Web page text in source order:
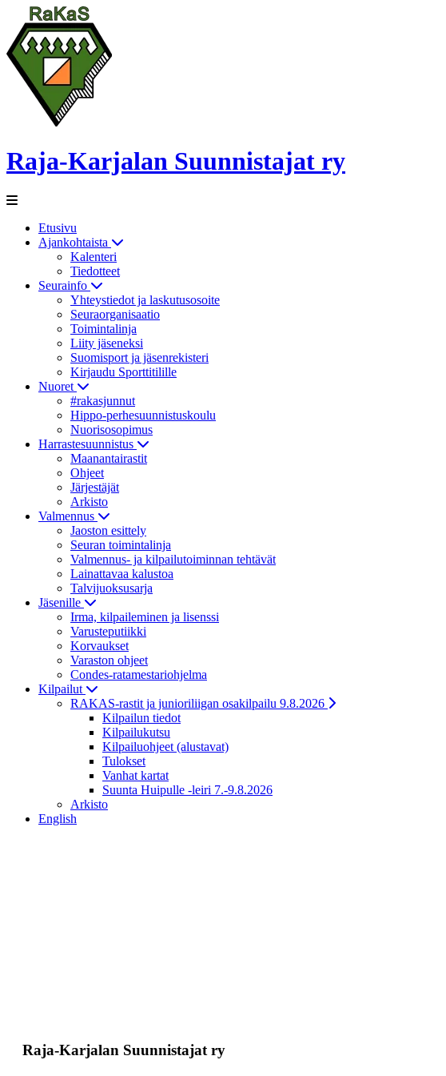
Raja-Karjalan Suunnistajat ry
Etusivu
Ajankohtaista
Kalenteri
Tiedotteet
Seurainfo
Yhteystiedot ja laskutusosoite
Seuraorganisaatio
Toimintalinja
Liity jäseneksi
Suomisport ja jäsenrekisteri
Kirjaudu Sporttitilille
Nuoret
#rakasjunnut
Hippo-perhesuunnistuskoulu
Nuorisosopimus
Harrastesuunnistus
Maanantairastit
Ohjeet
Järjestäjät
Arkisto
Valmennus
Jaoston esittely
Seuran toimintalinja
Valmennus- ja kilpailutoiminnan tehtävät
Lainattavaa kalustoa
Talvijuoksusarja
Jäsenille
Irma, kilpaileminen ja lisenssi
Varusteputiikki
Korvaukset
Varaston ohjeet
Condes-ratamestariohjelma
Kilpailut
RAKAS-rastit ja junioriliigan osakilpailu 9.8.2026
Kilpailun tiedot
Kilpailukutsu
Kilpailuohjeet (alustavat)
Tulokset
Vanhat kartat
Suunta Huipulle -leiri 7.-9.8.2026
Arkisto
English
Raja-Karjalan Suunnistajat ry